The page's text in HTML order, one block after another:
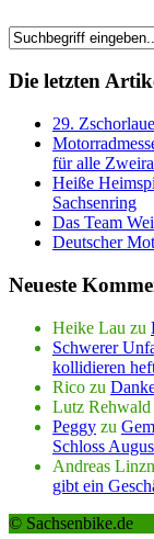
Die letzten
29.
für alle
Heiße
Sachsenring
Das Team
Deutscher
Neueste
Heike Lau zu
Schwerer
kollidieren
Rico zu
Lutz Rehwald
Peggy zu
Schloss
Andreas
gibt ein
© Sachsenbike.de